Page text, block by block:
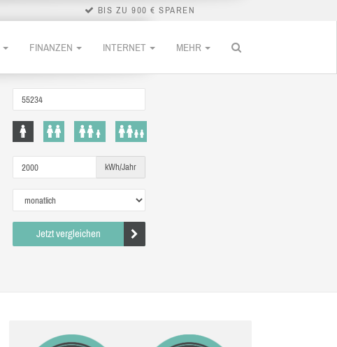
BIS ZU 900 € SPAREN
FINANZEN INTERNET MEHR
kWh/Jahr
Jetzt vergleichen